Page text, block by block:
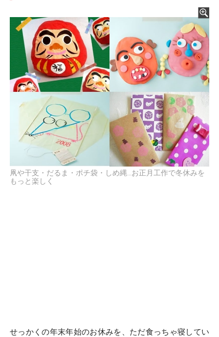
凧や干支・だるま・ポチ袋・しめ縄…お正月工作で冬休みを
もっと楽しく
せっかくの年末年始のお休みを、ただ食っちゃ寝してい